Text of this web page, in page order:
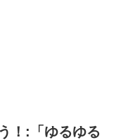
！:「ゆるゆる